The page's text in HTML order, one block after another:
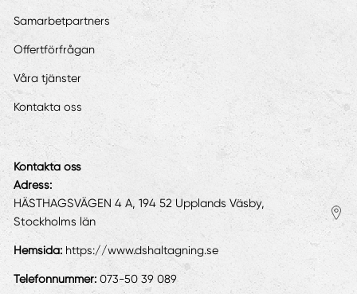
Samarbetpartners
Offertförfrågan
Våra tjänster
Kontakta oss
Kontakta oss
Adress:
HÄSTHAGSVÄGEN 4 A, 194 52 Upplands Väsby,
Stockholms län
Hemsida: https://www.dshaltagning.se
Telefonnummer: 073-50 39 089